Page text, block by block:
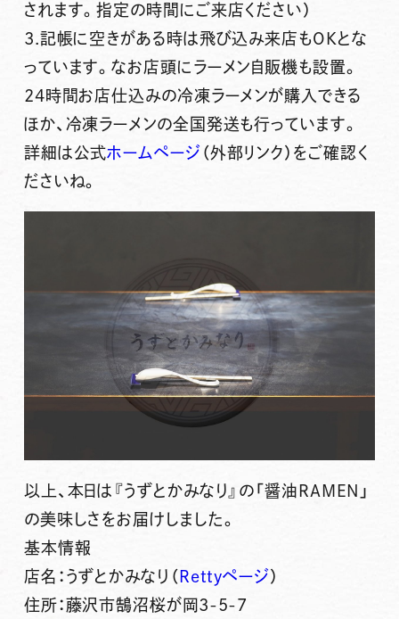
されます。指定の時間にご来店ください）
3.記帳に空きがある時は飛び込み来店もOKとな
っています。なお店頭にラーメン自販機も設置。
24時間お店仕込みの冷凍ラーメンが購入できる
ほか、冷凍ラーメンの全国発送も行っています。
詳細は公式ホームページ （外部リンク）をご確認く
ださいね。
以上、本日は『うずとかみなり』の「醤油RAMEN」
の美味しさをお届けしました。
基本情報
店名：うずとかみなり（ Rettyページ）
住所：藤沢市鵠沼桜が岡3-5-7